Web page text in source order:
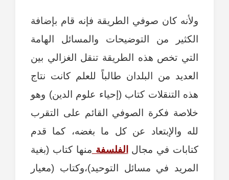
ولأنه كان صوفي الطريقة فإنه قام بإضافة
الكثير من التوضيحات والمسائل الهامة
التي تخص هذه الطريقة تنقل الغزالي بين
العديد من البلدان طالباً للعلم كانت نتاج
هذه التنقلات كتاب (إحياء علوم الدين) وهو
خلاصة فكرة الصوفي القائم على التقرب
لله والإبتعاد عن كل ما بغضه، كما قدم
كتابات في مجال
الفلسفة منها كتاب (بغية
المريد في مسائل التوحيد)،وكتاب (معيار